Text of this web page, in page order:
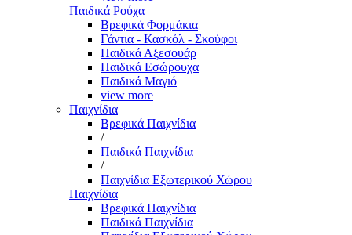
Παιδικά Ρούχα
Βρεφικά Φορμάκια
Γάντια - Κασκόλ - Σκούφοι
Παιδικά Αξεσουάρ
Παιδικά Εσώρουχα
Παιδικά Μαγιό
view more
Παιχνίδια
Βρεφικά Παιχνίδια
/
Παιδικά Παιχνίδια
/
Παιχνίδια Εξωτερικού Χώρου
Παιχνίδια
Βρεφικά Παιχνίδια
Παιδικά Παιχνίδια